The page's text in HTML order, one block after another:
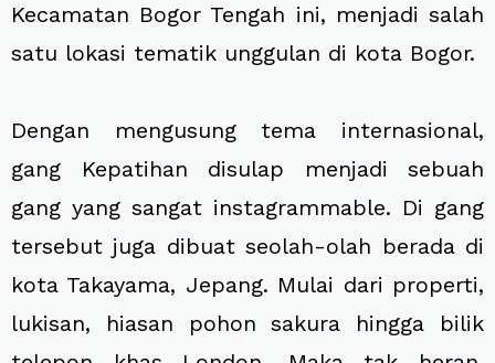
Kecamatan Bogor Tengah ini, menjadi salah
satu lokasi tematik unggulan di kota Bogor.
Dengan mengusung tema internasional,
gang Kepatihan disulap menjadi sebuah
gang yang sangat instagrammable. Di gang
tersebut juga dibuat seolah-olah berada di
kota Takayama, Jepang. Mulai dari properti,
lukisan, hiasan pohon sakura hingga bilik